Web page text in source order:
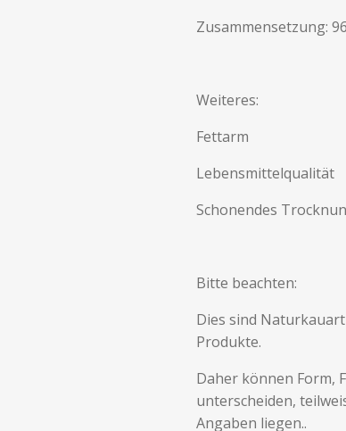
Zusammensetzung:
Weiteres:
Fettarm
Lebensmittelqualität
Schonendes
Bitte beachten:
Dies sind
Produkte.
Daher können Form,
unterscheiden,
Angaben liegen..